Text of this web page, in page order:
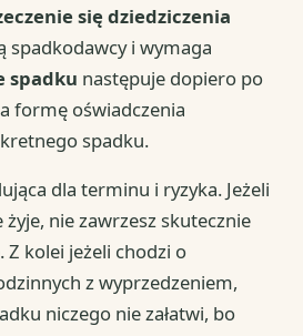
się dziedziczenia
spadkodawcy i wymaga
spadku następuje dopiero po
formę oświadczenia
spadku.
dla terminu i ryzyka. Jeżeli
nie zawrzesz skutecznie
Z kolei jeżeli chodzi o
z wyprzedzeniem,
niczego nie załatwi, bo